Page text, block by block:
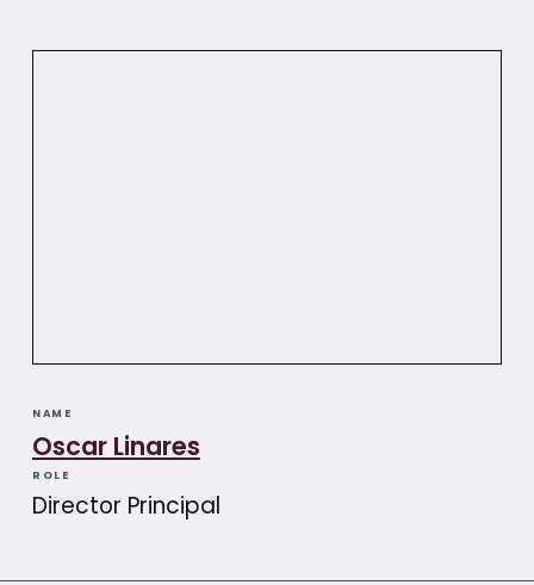
NAME
Oscar Linares
ROLE
Director Principal